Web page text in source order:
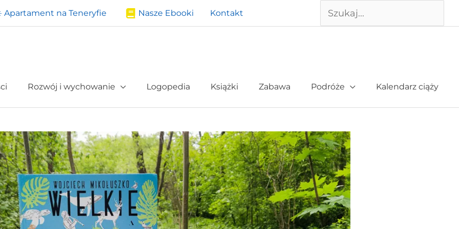
Apartament na Teneryfie Nasze Ebooki Kontakt Szukaj
Rozwój i wychowanie Logopedia Książki Zabawa Podróże Kalendarz ciąży